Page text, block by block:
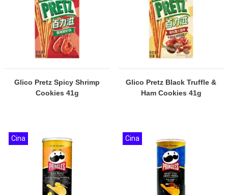
Glico Pretz Spicy Shrimp
Cookies 41g
Glico Pretz Black Truffle &
Ham Cookies 41g
Cina Cina